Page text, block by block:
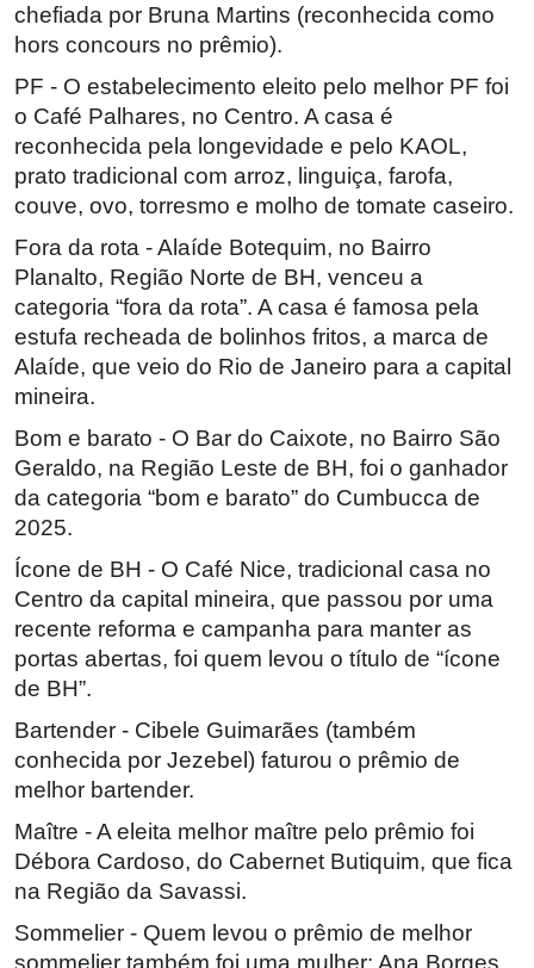
chefiada por Bruna Martins (reconhecida como
hors concours no prêmio).
PF - O estabelecimento eleito pelo melhor PF foi
o Café Palhares, no Centro. A casa é
reconhecida pela longevidade e pelo KAOL,
prato tradicional com arroz, linguiça, farofa,
couve, ovo, torresmo e molho de tomate caseiro.
Fora da rota - Alaíde Botequim, no Bairro
Planalto, Região Norte de BH, venceu a
categoria “fora da rota”. A casa é famosa pela
estufa recheada de bolinhos fritos, a marca de
Alaíde, que veio do Rio de Janeiro para a capital
mineira.
Bom e barato - O Bar do Caixote, no Bairro São
Geraldo, na Região Leste de BH, foi o ganhador
da categoria “bom e barato” do Cumbucca de
2025.
Ícone de BH - O Café Nice, tradicional casa no
Centro da capital mineira, que passou por uma
recente reforma e campanha para manter as
portas abertas, foi quem levou o título de “ícone
de BH”.
Bartender - Cibele Guimarães (também
conhecida por Jezebel) faturou o prêmio de
melhor bartender.
Maître - A eleita melhor maître pelo prêmio foi
Débora Cardoso, do Cabernet Butiquim, que fica
na Região da Savassi.
Sommelier - Quem levou o prêmio de melhor
sommelier também foi uma mulher: Ana Borges,